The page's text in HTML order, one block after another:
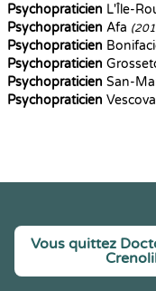
Psychopraticien L'Île-
Psychopraticien Afa
Psychopraticien
Psychopraticien
Psychopraticien San-
Psychopraticien
Vous quittez